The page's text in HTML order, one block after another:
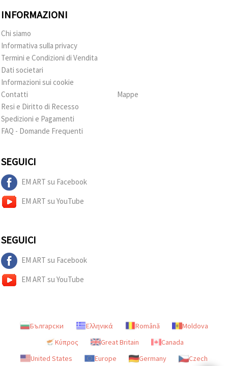
INFORMAZIONI
Chi siamo
Informativa sulla privacy
Termini e Condizioni di Vendita
Dati societari
Informazioni sui cookie
Contatti
Resi e Diritto di Recesso
Spedizioni e Pagamenti
FAQ - Domande Frequenti
Mappe
SEGUICI
EM ART su Facebook
EM ART su YouTube
SEGUICI
EM ART su Facebook
EM ART su YouTube
Български Ελληνικά Română
Moldova
Κύπρος
Great Britain
Canada
United States
Europe Germany Czech